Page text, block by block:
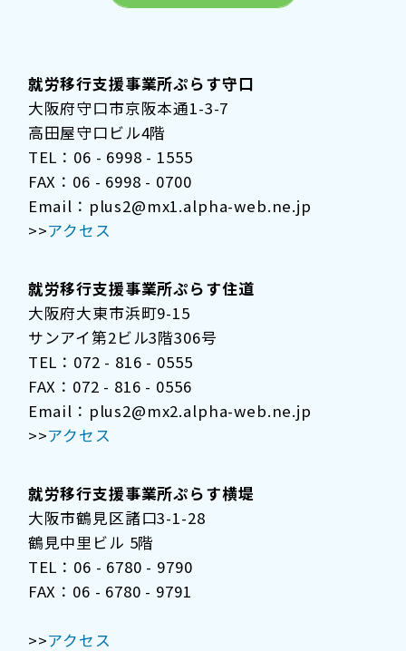
就労移行支援事業所ぷらす守口
大阪府守口市京阪本通1-3-7
高田屋守口ビル4階
TEL：06 - 6998 - 1555
FAX：06 - 6998 - 0700
Email：plus2@mx1.alpha-web.ne.jp
>>アクセス
就労移行支援事業所ぷらす住道
大阪府大東市浜町9-15
サンアイ第2ビル3階306号
TEL：072 - 816 - 0555
FAX：072 - 816 - 0556
Email：plus2@mx2.alpha-web.ne.jp
>>アクセス
就労移行支援事業所ぷらす横堤
大阪市鶴見区諸口3-1-28
鶴見中里ビル 5階
TEL：06 - 6780 - 9790
FAX：06 - 6780 - 9791
>>アクセス